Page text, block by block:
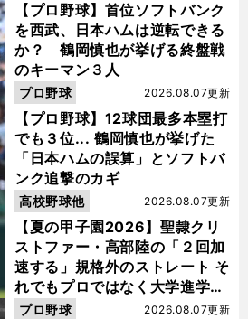
【プロ野球】首位ソフトバンク
を西武、日本ハムは逆転できる
か？ 鶴岡慎也が挙げる終盤戦
のキーマン３人
【プロ野球】12球団最多本塁打
でも３位... 鶴岡慎也が挙げた
「日本ハムの誤算」とソフトバ
ンク追撃のカギ
2026.08.07更新
プロ野球
【夏の甲子園2026】聖隷クリ
ストファー・高部陸の「２回加
速する」規格外のストレート そ
れでもプロではなく大学進学を
選ぶ理由
2026.08.07更新
高校野球他
2026.08.07更新
プロ野球